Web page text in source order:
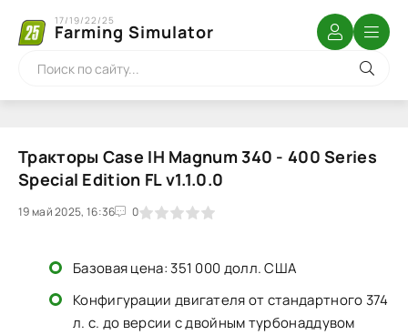
Farming Simulator
17/19/22/25
Тракторы Case IH Magnum 340 - 400 Series
Special Edition FL v1.1.0.0
19 май 2025, 16:36 0
1 2 3 4 5
Базовая цена: 351 000 долл. США
Конфигурации двигателя от стандартного 374
л. с. до версии с двойным турбонаддувом